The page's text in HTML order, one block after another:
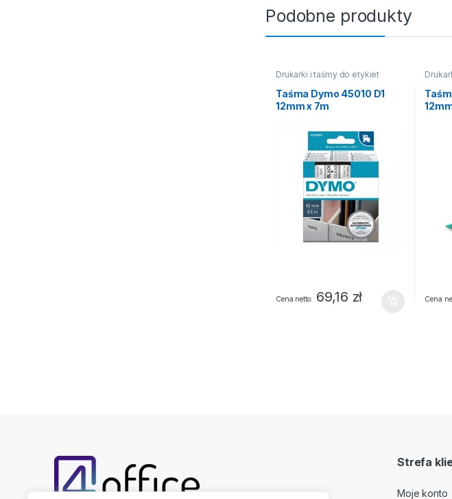
Podobne produkty
Drukarki i taśmy do etykiet
Taśma Dymo 45010 D1
12mm x 7m
nadruk
Cena netto 69,16 zł Cena
Strefa
Moje konto